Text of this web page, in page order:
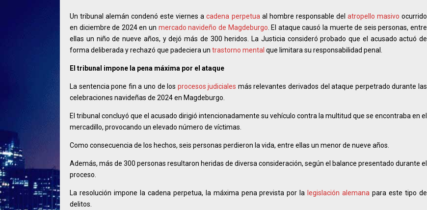
Un tribunal alemán condenó este viernes acadena perpetua al hombre responsable del atropello masivo ocurrido
en diciembre de 2024 en un mercado navideño de Magdeburgo . El ataque causó la muerte de seis personas, entre
ellas un niño de nueve años, y dejó más de 300 heridos. La Justicia consideró probado que el acusado actuó de
forma deliberada y rechazó que padeciera un trastorno mental que limitara su responsabilidad penal.
El tribunal impone la pena máxima por el ataque
La sentencia pone fin a uno de los procesos judiciales más relevantes derivados del ataque perpetrado durante las
celebraciones navideñas de 2024 en Magdeburgo.
El tribunal concluyó que el acusado dirigió intencionadamente su vehículo contra la multitud que se encontraba en el
mercadillo, provocando un elevado número de víctimas.
Como consecuencia de los hechos, seis personas perdieron la vida, entre ellas un menor de nueve años.
Además, más de 300 personas resultaron heridas de diversa consideración, según el balance presentado durante el
proceso.
La resolución impone la cadena perpetua, la máxima pena prevista por la legislación alemana para este tipo de
delitos.